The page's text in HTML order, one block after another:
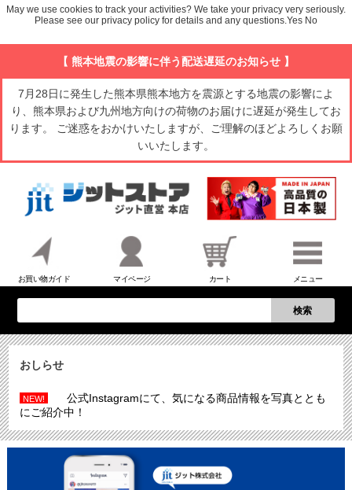
【 熊本地震の影響に伴う配送遅延のお知らせ 】
7月28日に発生した熊本県熊本地方を震源とする地震の影響によ
り、熊本県および九州地方向けの荷物のお届けに遅延が発生してお
ります。 ご迷惑をおかけいたしますが、ご理解のほどよろしくお願
いいたします。
お買い物ガイド マイページ カート メニュー
検索
おしらせ
NEW!
公式Instagramにて、気になる商品情報を写真ととも
にご紹介中！
May we use cookies to track your activities? We take your privacy very seriously.
Please see our privacy policy for details and any questions.Yes No